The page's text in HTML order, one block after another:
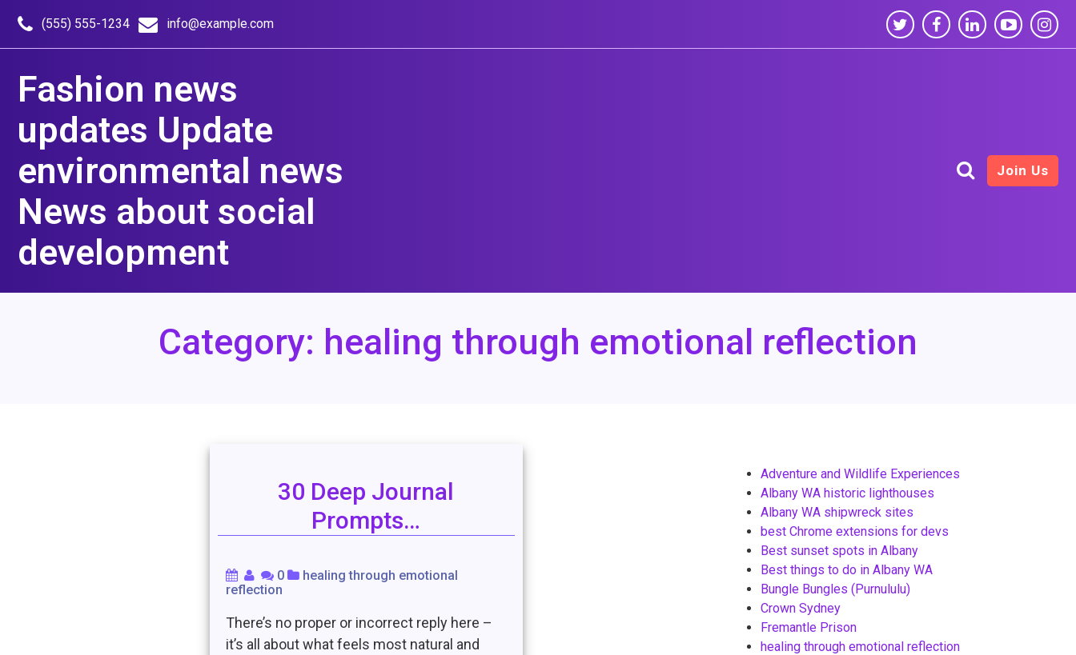
content
(555) 555-1234 info@example.com
Fashion news
updates Update
environmental news
News about social
development
Join Us
Category: healing through emotional reflection
30 Deep Journal
Prompts…
0
healing through emotional
reflection
There’s no proper or incorrect reply here –
it’s all about what feels most natural and
Adventure and Wildlife Experiences
Albany WA historic lighthouses
Albany WA shipwreck sites
best Chrome extensions for devs
Best sunset spots in Albany
Best things to do in Albany WA
Bungle Bungles (Purnululu)
Crown Sydney
Fremantle Prison
healing through emotional reflection